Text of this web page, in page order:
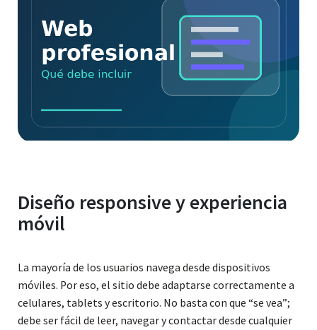
Diseño responsive y experiencia
móvil
La mayoría de los usuarios navega desde dispositivos
móviles. Por eso, el sitio debe adaptarse correctamente a
celulares, tablets y escritorio. No basta con que “se vea”;
debe ser fácil de leer, navegar y contactar desde cualquier